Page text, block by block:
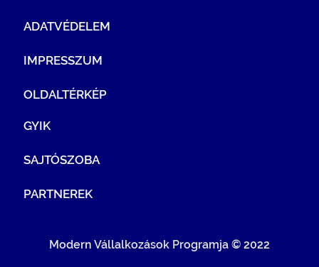
ADATVÉDELEM
IMPRESSZUM
OLDALTÉRKÉP
GYIK
SAJTÓSZOBA
PARTNEREK
Modern Vállalkozások Programja © 2022